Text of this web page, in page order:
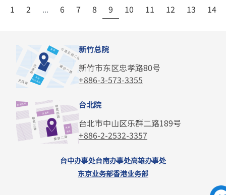
1 2 ... 6 7 8 9 10 11 12 13 14
新竹总院
新竹市东区忠孝路80号
+886-3-573-3355
台北院
台北市中山区乐群二路189号
+886-2-2532-3357
台中办事处台南办事处高雄办事处
东京业务部香港业务部